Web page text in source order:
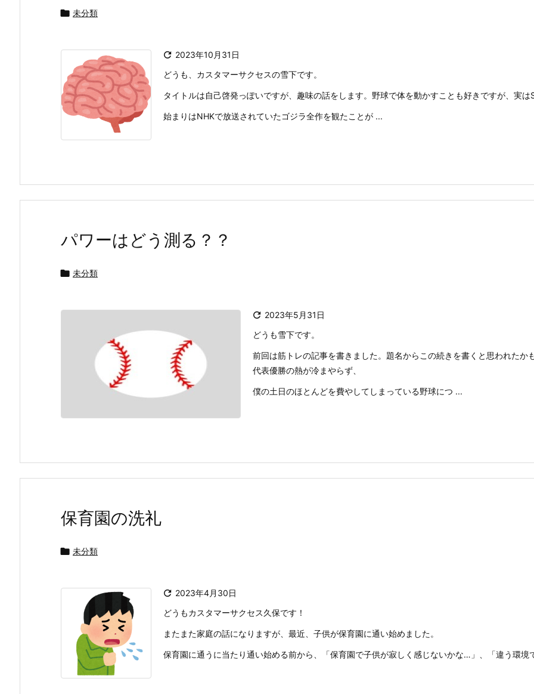
 未分類
 2023年10月31日
どうも、カスタマーサクセスの雪下です。
タイトルは自己啓発っぽいですが、趣味の話をします。野球で体を動かすことも好きですが、実は
始まりはNHKで放送されていたゴジラ全作を観たことが ...
パワーはどう測る？？
 未分類
 2023年5月31日
どうも雪下です。
前回は筋トレの記事を書きました。題名からこの続きを書くと思われた
代表優勝の熱が冷まやらず、
僕の土日のほとんどを費やしてしまっている野球につ ...
保育園の洗礼
 未分類
 2023年4月30日
どうもカスタマーサクセス久保です！
またまた家庭の話になりますが、最近、子供が保育園に通い始めました。
保育園に通うに当たり通い始める前から、「保育園で子供が寂しく感じないかな…」、「違う環境